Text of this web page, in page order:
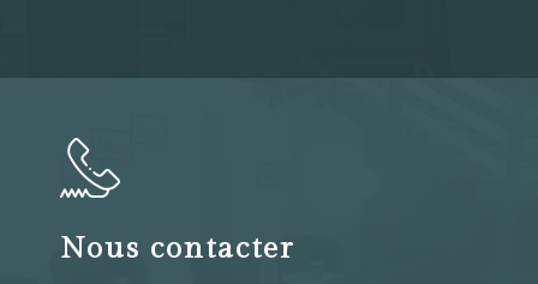
Nous contacter